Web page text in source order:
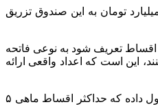
را در قانون پیش بینی کردیم و منابعی را به صورت قرض الحسنه در آن قرار دادیم. مثلا در بودجه ۱۴۰۱ مبلغی بالغ بر ۳۰ هزار میلیارد تومان به این صندوق تزریق
با بیان اینکه بنده موضوع اقساط ۱۰ یا ۱۵ میلیونی را رد می کنم، گفت: اگر برای افراد بنا بر این قانون ماهانه ۱۰ تا ۱۵ میلیون اقساط تعریف شود به نوعی فاتحه
این است که اعداد واقعی ارائه
رضایی در پایان تاکید کرد: قرار است بازپرداخت اقساط برای شروع کار زیر ۵ میلیون تومان باشد، سپس به صورت پلکانی افزایش یابد. وزارت راه و شهرسازی نیز به ما قول داده که حداکثر اقساط ماهی ۵